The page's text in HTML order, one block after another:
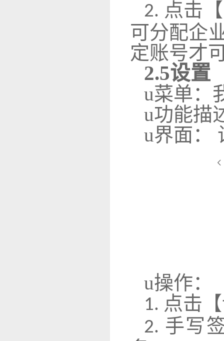
2. 点击
可分配企
定账号才
2.5设置
u菜单：
u功能描
u界面：
u操作：
1. 点击
2. 手写